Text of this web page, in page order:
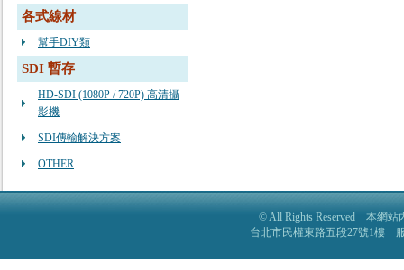
各式線材
幫手DIY類
SDI 暫存
HD-SDI (1080P / 720P) 高清攝
影機
SDI傳輸解決方案
OTHER
© All Rights Reserved 本網站
台北市民權東路五段27號1樓